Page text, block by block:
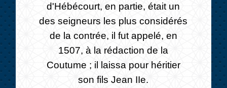
d'Hébécourt, en partie, était un
des seigneurs les plus considérés
de la contrée, il fut appelé, en
1507, à la rédaction de la
Coutume ; il laissa pour héritier
son fils Jean IIe.